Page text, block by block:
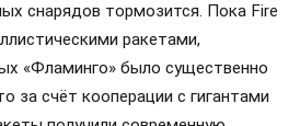
снарядов тормозится. Пока Fire
ракетами,
«Фламинго» было существенно
за счёт кооперации с гигантами